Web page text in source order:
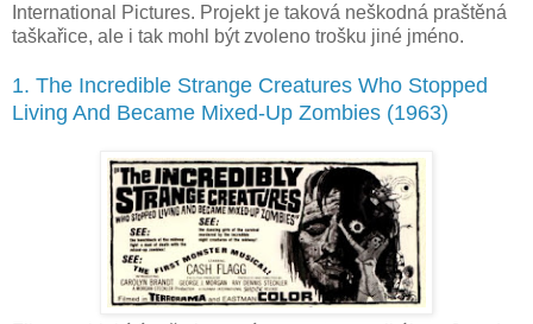
International Pictures. Projekt je taková neškodná praštěná
taškařice, ale i tak mohl být zvoleno trošku jiné jméno.
1. The Incredible Strange Creatures Who Stopped
Living And Became Mixed-Up Zombies (1963)